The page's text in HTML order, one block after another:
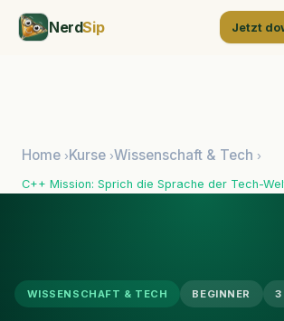
NerdSip Jetzt
Home ›Kurse ›Wissenschaft & Tech ›
C++ Mission: Sprich die Sprache der Tech-
WISSENSCHAFT & TECH BEGINNER 3